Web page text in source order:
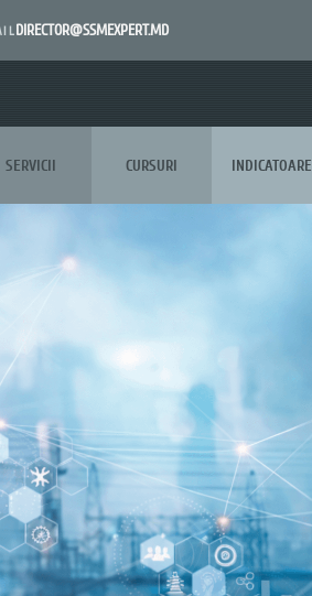
DIRECTOR@SSMEXPERT.MD
SERVICII CURSURI INDICATOARE